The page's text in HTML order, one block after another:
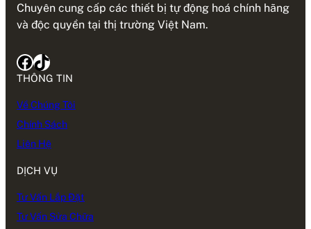
Chuyên cung cấp các thiết bị tự động hoá chính hãng
và độc quyền tại thị trường Việt Nam.
Facebook TikTok
THÔNG TIN
Về Chúng Tôi
Chính Sách
Liên Hệ
DỊCH VỤ
Tư Vấn Lắp Đặt
Tư Vấn Sửa Chữa